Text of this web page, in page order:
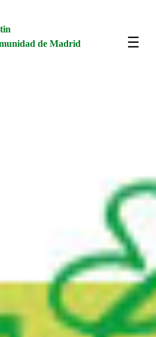
de Madrid